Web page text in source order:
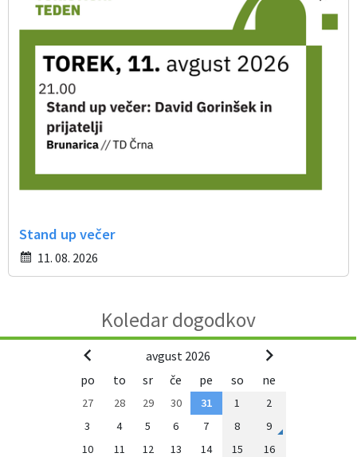
Stand up večer
11. 08. 2026
Koledar dogodkov
avgust 2026
po
to sr če pe so ne
27 28 29 30 31 1
2
3
4 5 6 7 8
9
10
11 12 13 14 15
16